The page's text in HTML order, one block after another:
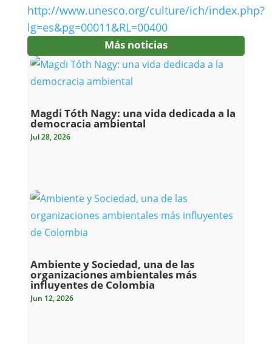
http://www.unesco.org/culture/ich/index.php?
lg=es&pg=00011&RL=00400
Más noticias
Magdi Tóth Nagy: una vida dedicada a la
democracia ambiental
Jul 28, 2026
Ambiente y Sociedad, una de las
organizaciones ambientales más
influyentes de Colombia
Jun 12, 2026